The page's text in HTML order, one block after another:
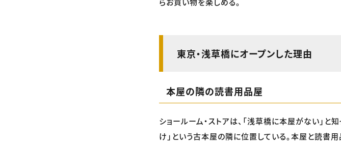
東京・浅草橋にオープンした理由
本屋の隣の読書用品屋
ショールーム・ストアは、「浅草橋に本屋がない」
け」という古本屋の隣に位置している。本屋と読書